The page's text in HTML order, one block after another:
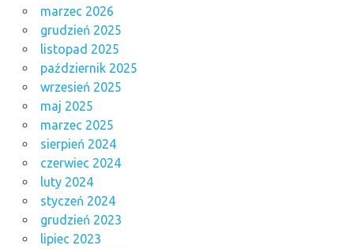
marzec 2026
grudzień 2025
listopad 2025
październik 2025
wrzesień 2025
maj 2025
marzec 2025
sierpień 2024
czerwiec 2024
luty 2024
styczeń 2024
grudzień 2023
lipiec 2023